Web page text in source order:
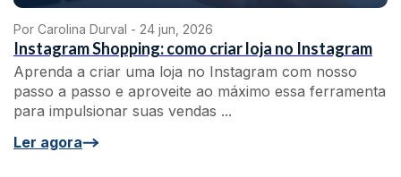
Por Carolina Durval - 24 jun, 2026
Instagram Shopping: como criar loja no Instagram
Aprenda a criar uma loja no Instagram com nosso
passo a passo e aproveite ao máximo essa ferramenta
para impulsionar suas vendas ...
Ler agora